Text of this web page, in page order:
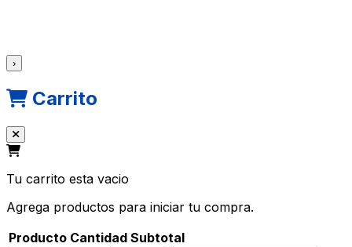
›
Carrito
Tu carrito esta vacio
Agrega productos para iniciar tu compra.
Producto Cantidad Subtotal